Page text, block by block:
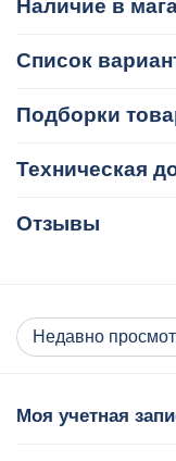
Наличие в
Список
Подборки
Техническая
Отзывы
Недавно
Моя учетная